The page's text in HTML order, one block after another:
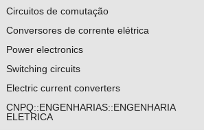
Circuitos de comutação
Conversores de corrente elétrica
Power electronics
Switching circuits
Electric current converters
CNPQ::ENGENHARIAS::ENGENHARIA
ELETRICA